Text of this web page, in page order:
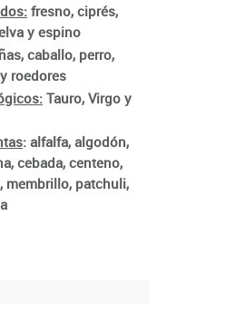
fresno, ciprés,
y espino
caballo, perro,
roedores
Tauro, Virgo y
: alfalfa, algodón,
cebada, centeno,
membrillo, patchuli,